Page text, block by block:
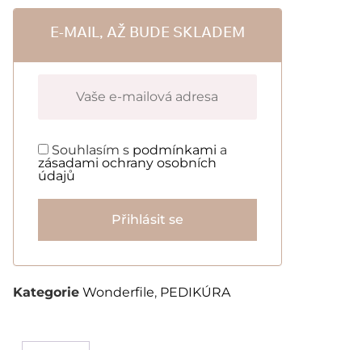
E-MAIL, AŽ BUDE SKLADEM
Souhlasím s podmínkami a
zásadami ochrany osobních
údajů
Přihlásit se
Kategorie Wonderfile, PEDIKÚRA